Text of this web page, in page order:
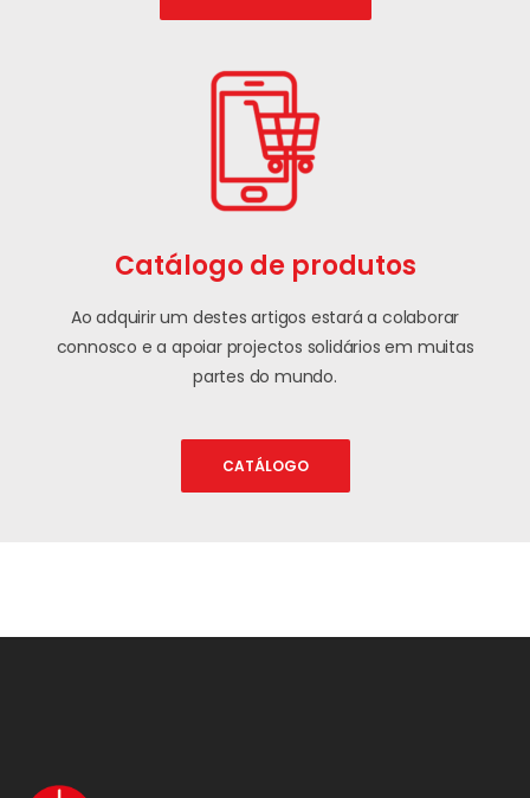
Catálogo de produtos
Ao adquirir um destes artigos estará a colaborar
connosco e a apoiar projectos solidários em muitas
partes do mundo.
CATÁLOGO